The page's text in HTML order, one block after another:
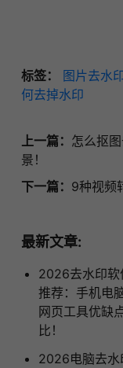
标签： 图片去水
何去掉水印
上一篇： 怎么抠
景！
下一篇： 9种视频
最新文章:
2026去水印软
推荐：手机电
网页工具优缺
比！
2026电脑去水